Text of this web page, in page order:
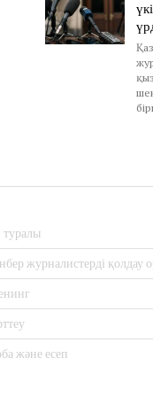
туралы
журналистерді қолдау
және есеп